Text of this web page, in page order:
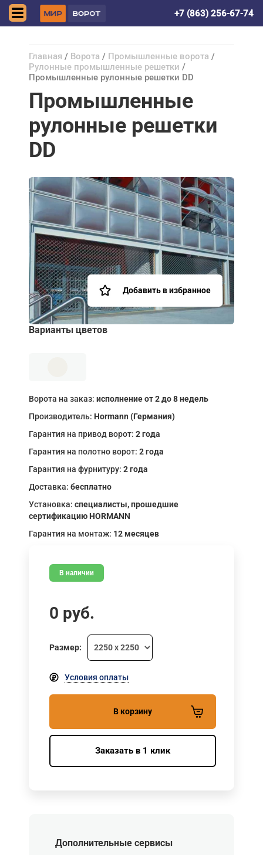
+7 (863) 256-67-74
Главная / Ворота / Промышленные ворота /
Рулонные промышленные решетки /
Промышленные рулонные решетки DD
Промышленные
рулонные решетки
DD
Добавить в избранное
Варианты цветов
Ворота на заказ: исполнение от 2 до 8 недель
Производитель: Hormann (Германия)
Гарантия на привод ворот: 2 года
Гарантия на полотно ворот: 2 года
Гарантия на фурнитуру: 2 года
Доставка: бесплатно
Установка: специалисты, прошедшие
сертификацию HORMANN
Гарантия на монтаж: 12 месяцев
В наличии
0 руб.
Размер:
Условия оплаты
В корзину
Заказать в 1 клик
Дополнительные сервисы